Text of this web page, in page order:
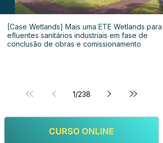
[Case Wetlands] Mais uma ETE Wetlands para
efluentes sanitários industriais em fase de
conclusão de obras e comissionamento
1/238